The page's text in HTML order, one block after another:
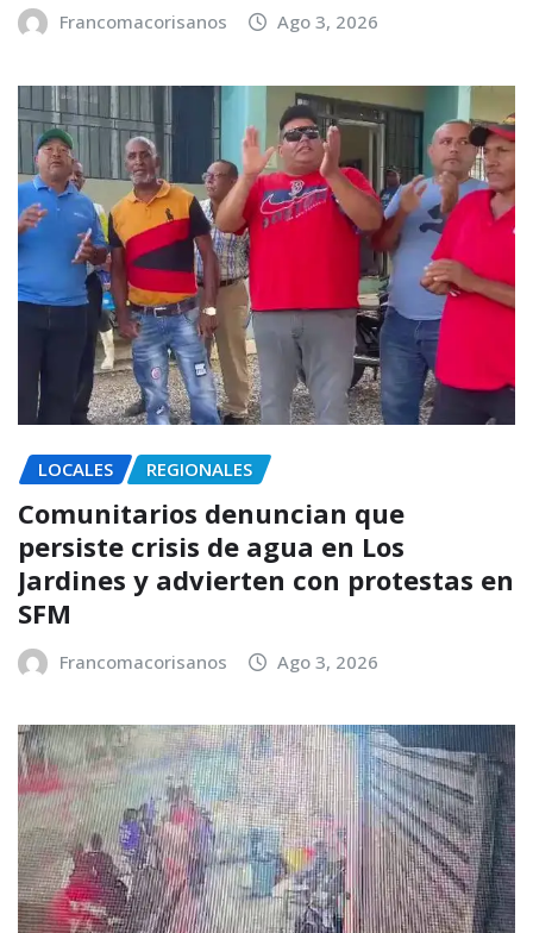
Francomacorisanos Ago 3, 2026
LOCALES REGIONALES
Comunitarios denuncian que
persiste crisis de agua en Los
Jardines y advierten con protestas en
SFM
Francomacorisanos Ago 3, 2026